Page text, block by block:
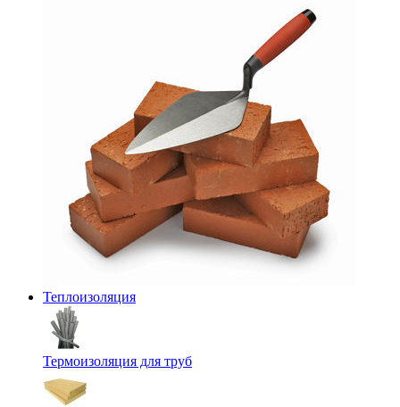
Теплоизоляция
Термоизоляция для труб